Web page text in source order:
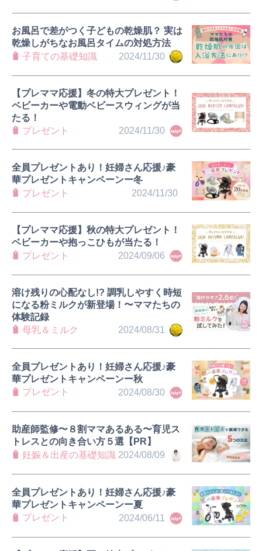
2024/11/30
お風呂で差がつく子どもの乾燥肌？ 実は
乾燥しがちなお風呂タイムの対処方法
子育ての基礎知識
2024/11/30
【プレママ応援】冬の特大プレゼント！
ベビーカーや電動ベビースウィングが当
たる！
プレゼント
2024/11/30
全員プレゼントあり！妊婦さん応援♪豪
華プレゼントキャンペーンー冬
プレゼント
2024/09/06
【プレママ応援】秋の特大プレゼント！
ベビーカーや抱っこひもが当たる！
プレゼント
2024/08/31
溶け残りの心配なし!? 調乳しやすく時短
になる粉ミルクが新登場！〜ママたちの
体験記録
母乳＆ミルク
2024/08/30
全員プレゼントあり！妊婦さん応援♪豪
華プレゼントキャンペーンー秋
プレゼント
2024/08/09
助産師監修〜８割ママあるある〜育児ス
トレスとの向き合い方５選【PR】
妊娠＆出産の基礎知識
2024/06/11
全員プレゼントあり！妊婦さん応援♪豪
華プレゼントキャンペーンー夏
プレゼント